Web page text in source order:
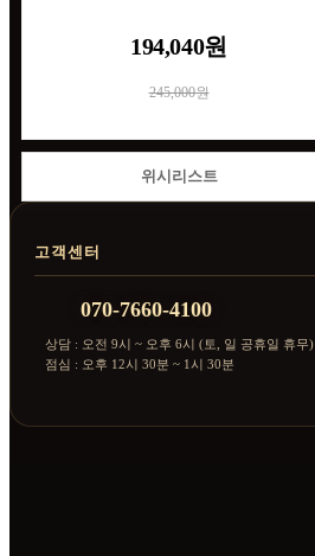
194,040원
245,000원
위시리스트
고객센터
070-7660-4100
상담 : 오전 9시 ~ 오후 6시 (토, 일 공휴일 휴무)
점심 : 오후 12시 30분 ~ 1시 30분